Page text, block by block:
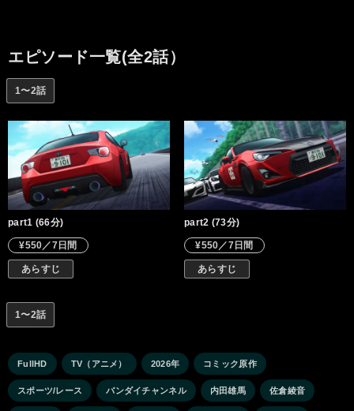
エピソード一覧(全2話）
1〜2話
part1 (66分)
¥550／7日間
あらすじ
part2 (73分)
¥550／7日間
あらすじ
1〜2話
FullHD TV（アニメ） 2026年 コミック原作
スポーツ/レース バンダイチャンネル 内田雄馬 佐倉綾音